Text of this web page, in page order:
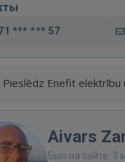
*** *** 57
Pieslēdz Enefit elektrību
Aivars
Был на сайте: 3